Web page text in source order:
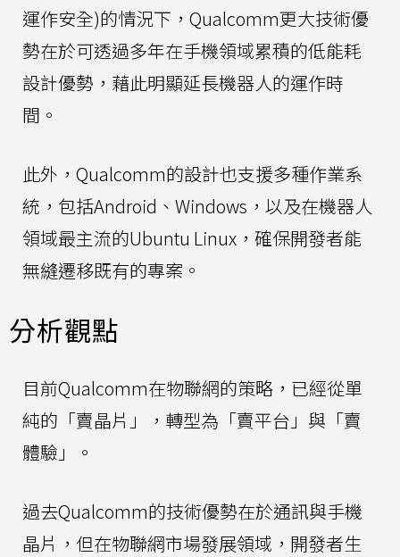
運作安全)的情況下，Qualcomm更大技術優
勢在於可透過多年在手機領域累積的低能耗
設計優勢，藉此明顯延長機器人的運作時
間。
此外，Qualcomm的設計也支援多種作業系
統，包括Android、Windows，以及在機器人
領域最主流的Ubuntu Linux，確保開發者能
無縫遷移既有的專案。
分析觀點
目前Qualcomm在物聯網的策略，已經從單
純的「賣晶片」，轉型為「賣平台」與「賣
體驗」。
過去Qualcomm的技術優勢在於通訊與手機
晶片，但在物聯網市場發展領域，開發者生